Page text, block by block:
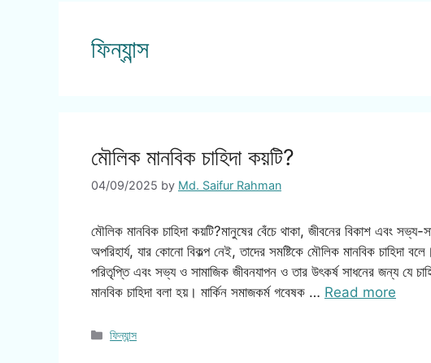
ফিন্যান্স
মৌলিক মানবিক চাহিদা কয়টি?
04/09/2025 by Md. Saifur Rahman
মৌলিক মানবিক চাহিদা কয়টি?মানুষের বেঁচে থাকা, জীবনের বিকাশ এবং
অপরিহার্য, যার কোনো বিকল্প নেই, তাদের সমষ্টিকে মৌলিক মানবিক চাহিদা
পরিতৃপ্তি এবং সভ্য ও সামাজিক জীবনযাপন ও তার উৎকর্ষ সাধনের জন্য যে
মানবিক চাহিদা বলা হয়। মার্কিন সমাজকর্ম গবেষক … Read more
Categories
ফিন্যান্স